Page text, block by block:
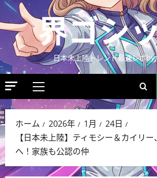
界ゴシ
日本未上陸トレンド最速レポby
ホーム 2026年 1月
24日
【日本未上陸】ティモシー＆カイリ
へ！家族も公認の仲